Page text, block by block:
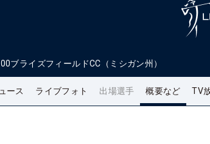
ブライズフィールドCC（ミシガン州）
ース ライブフォト 出場選手 概要など TV